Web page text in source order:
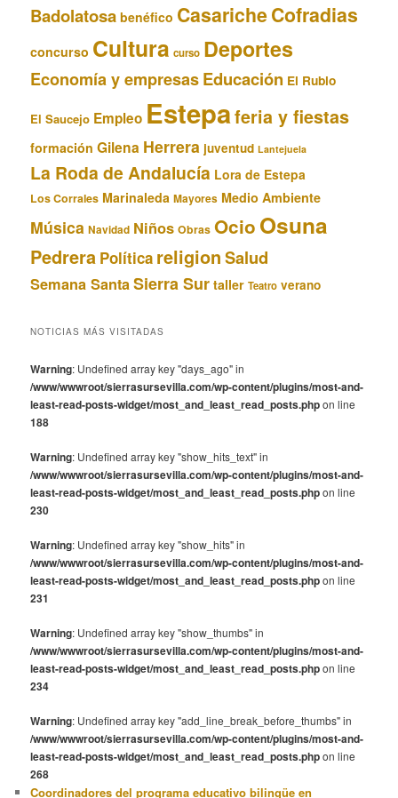
Badolatosa benéfico CasaricheCofradias
concurso Cultura curso Deportes
Economía y empresasEducación El Rubio
El Saucejo Empleo Estepaferia y fiestas
formación Gilena Herrera juventud Lantejuela
La Roda de Andalucía Lora de Estepa
Los Corrales Marinaleda Mayores Medio Ambiente
Música Navidad Niños Obras Ocio Osuna
Pedrera Política religionSalud
Semana SantaSierra Sur taller Teatro verano
NOTICIAS MÁS VISITADAS
Warning: Undefined array key "days_ago" in
/www/wwwroot/sierrasursevilla.com/wp-content/plugins/most-and-
least-read-posts-widget/most_and_least_read_posts.phpon line
188
Warning: Undefined array key "show_hits_text" in
/www/wwwroot/sierrasursevilla.com/wp-content/plugins/most-and-
least-read-posts-widget/most_and_least_read_posts.phpon line
230
Warning: Undefined array key "show_hits" in
/www/wwwroot/sierrasursevilla.com/wp-content/plugins/most-and-
least-read-posts-widget/most_and_least_read_posts.phpon line
231
Warning: Undefined array key "show_thumbs" in
/www/wwwroot/sierrasursevilla.com/wp-content/plugins/most-and-
least-read-posts-widget/most_and_least_read_posts.phpon line
234
Warning: Undefined array key "add_line_break_before_thumbs" in
/www/wwwroot/sierrasursevilla.com/wp-content/plugins/most-and-
least-read-posts-widget/most_and_least_read_posts.phpon line
268
Coordinadores del programa educativo bilingüe en